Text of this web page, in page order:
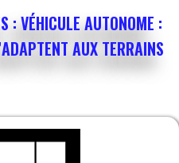
: VÉHICULE AUTONOME :
AUX TERRAINS